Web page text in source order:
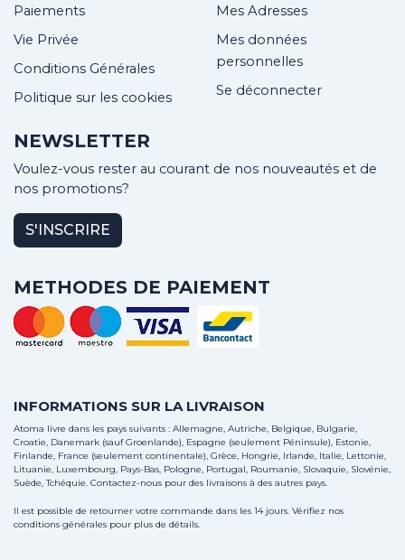
Paiements
Vie Privée
Conditions Générales
Politique sur les cookies
Mes Adresses
Mes données
personnelles
Se déconnecter
NEWSLETTER
Voulez-vous rester au courant de nos nouveautés et de
nos promotions?
S'INSCRIRE
METHODES DE PAIEMENT
INFORMATIONS SUR LA LIVRAISON
Atoma livre dans les pays suivants : Allemagne, Autriche, Belgique, Bulgarie,
Croatie, Danemark (sauf Groenlande), Espagne (seulement Péninsule), Estonie,
Finlande, France (seulement continentale), Grèce, Hongrie, Irlande, Italie, Lettonie,
Lituanie, Luxembourg, Pays-Bas, Pologne, Portugal, Roumanie, Slovaquie, Slovénie,
Suède, Tchéquie. Contactez-nous pour des livraisons à des autres pays.
Il est possible de retourner votre commande dans les 14 jours. Vérifiez nos
conditions générales pour plus de détails.